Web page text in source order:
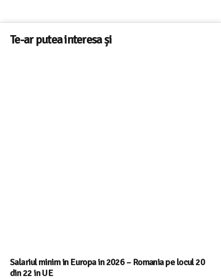
Te-ar putea interesa și
Salariul minim in Europa in 2026 – Romania pe locul 20
din 22 in UE